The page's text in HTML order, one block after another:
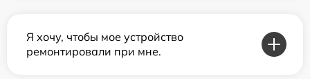
Я хочу, чтобы мое устройство
ремонтировали при мне.